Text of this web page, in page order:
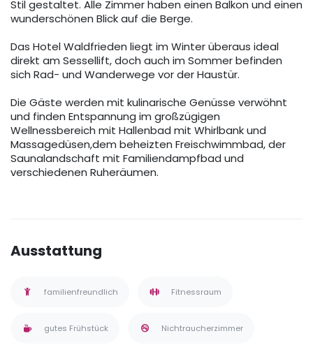
Stil gestaltet. Alle Zimmer haben einen Balkon und einen
wunderschönen Blick auf die Berge.
Das Hotel Waldfrieden liegt im Winter überaus ideal
direkt am Sessellift, doch auch im Sommer befinden
sich Rad- und Wanderwege vor der Haustür.
Die Gäste werden mit kulinarische Genüsse verwöhnt
und finden Entspannung im großzügigen
Wellnessbereich mit Hallenbad mit Whirlbank und
Massagedüsen,dem beheizten Freischwimmbad, der
Saunalandschaft mit Familiendampfbad und
verschiedenen Ruheräumen.
Ausstattung
familienfreundlich Fitnessraum
gutes Frühstück Nichtraucherzimmer